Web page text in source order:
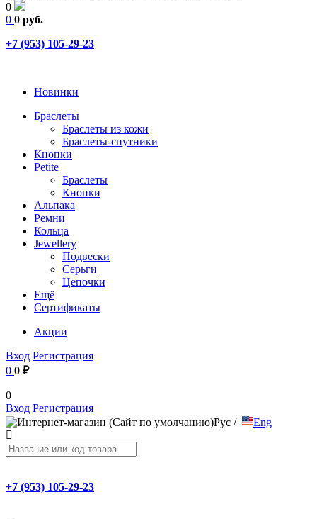
0
0 0 руб.
+7 (953) 105-29-23
Новинки
Браслеты
Браслеты из кожи
Браслеты-спутники
Кнопки
Petite
Браслеты
Кнопки
Альпака
Ремни
Кольца
Jewellery
Подвески
Серьги
Цепочки
Ещё
Сертификаты
Акции
Вход Регистрация
0 0 ₽
0
Вход Регистрация
Рус / Eng
+7 (953) 105-29-23